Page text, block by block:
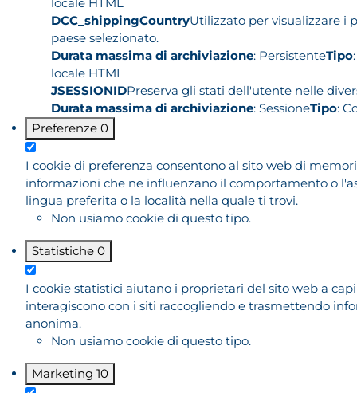
DCC_shippingCountryUtilizzato per visualizzare i
paese selezionato.
Durata massima di archiviazione: PersistenteTipo
locale HTML
JSESSIONIDPreserva gli stati dell'utente nelle
Durata massima di archiviazione: SessioneTipo:
Preferenze 0
I cookie di preferenza consentono al sito web di
informazioni che ne influenzano il comportamento o
lingua preferita o la località nella quale ti trovi.
Non usiamo cookie di questo tipo.
Statistiche 0
I cookie statistici aiutano i proprietari del sito web a
interagiscono con i siti raccogliendo e trasmettendo
anonima.
Non usiamo cookie di questo tipo.
Marketing 10